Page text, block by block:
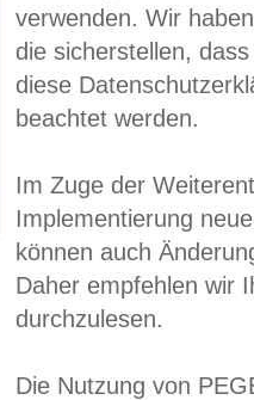
verwenden. Wir
die sicherstellen,
diese
beachtet werden.
Im Zuge der
Implementierung
können auch
Daher empfehlen wir
durchzulesen.
Die Nutzung von